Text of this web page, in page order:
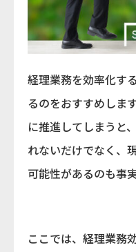
経理業務を効率化す
るのをおすすめしま
に推進してしまうと
れないだけでなく、
可能性があるのも事実
ここでは、経理業務